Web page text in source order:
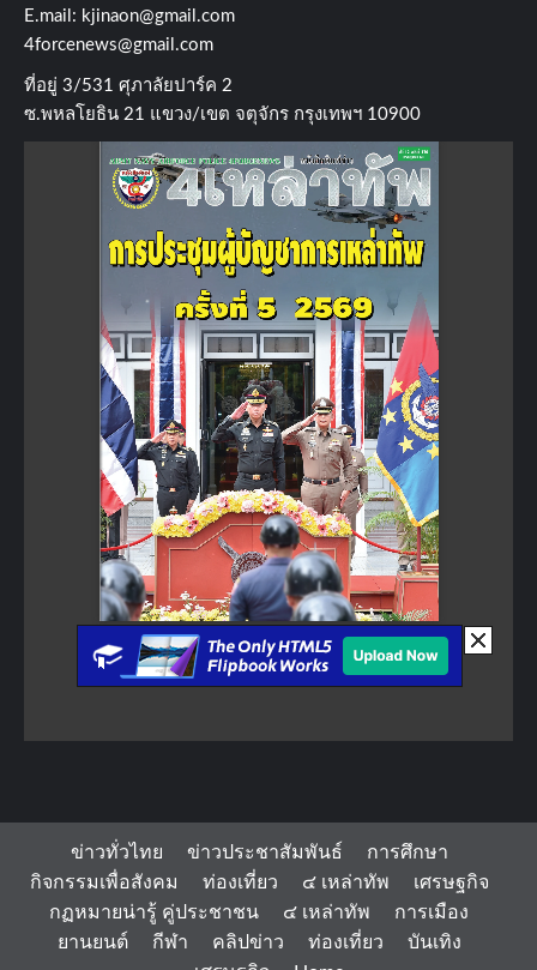
E.mail: kjinaon@gmail.com
4forcenews@gmail.com
ที่อยู่​ 3/531​ ศุภาลัยปาร์ค​ 2
ซ.พหลโยธิน​ 21​ แขวง/เขต​ จตุจักร​ กรุงเทพฯ 10900
ข่าวทั่วไทย ข่าวประชาสัมพันธ์
การศึกษา
กิจกรรมเพื่อสังคม
ท่องเที่ยว ๔ เหล่าทัพ
เศรษฐกิจ
กฏหมายน่ารู้ คู่ประชาชน
๔ เหล่าทัพ
การเมือง
ยานยนต์
กีฬา คลิปข่าว ท่องเที่ยว
บันเทิง